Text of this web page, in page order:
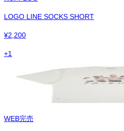
LOGO LINE SOCKS SHORT
¥2,200
+1
WEB完売